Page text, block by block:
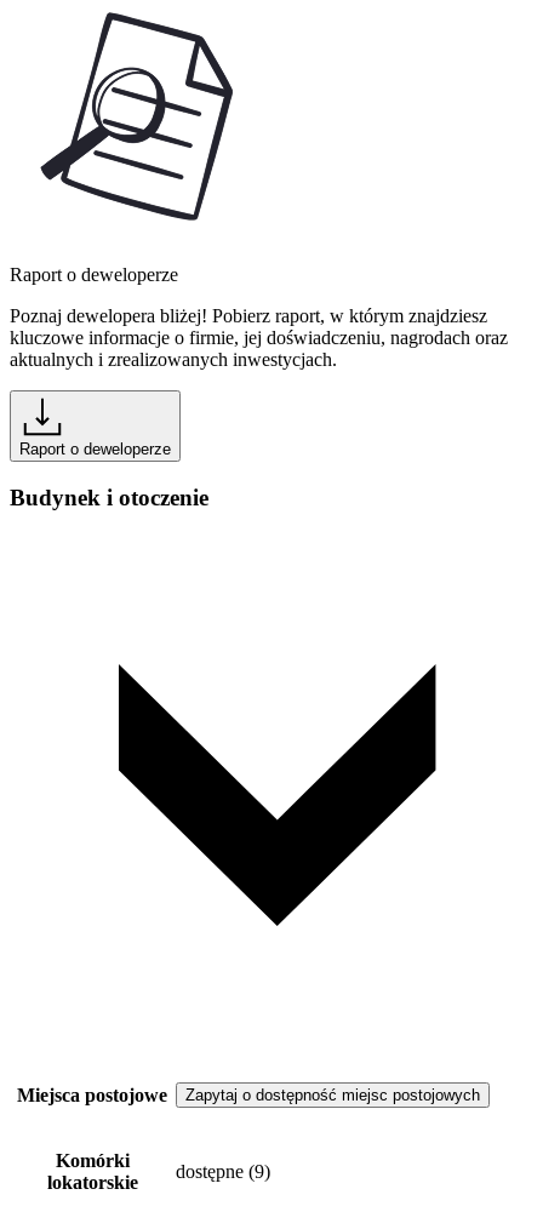
Raport o deweloperze
Poznaj dewelopera bliżej! Pobierz raport, w którym znajdziesz
kluczowe informacje o firmie, jej doświadczeniu, nagrodach oraz
aktualnych i zrealizowanych inwestycjach.
Raport o deweloperze
Budynek i otoczenie
Miejsca postojowe Zapytaj o dostępność miejsc postojowych
Komórki
lokatorskie
dostępne (9)